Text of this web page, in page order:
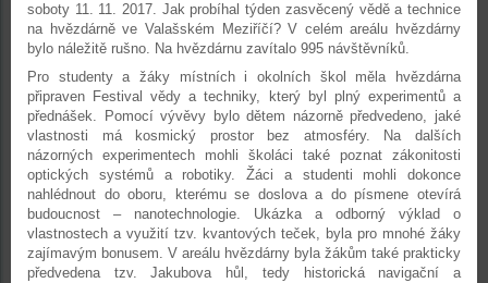
soboty 11. 11. 2017. Jak probíhal týden zasvěcený vědě a technice
na hvězdárně ve Valašském Meziříčí? V celém areálu hvězdárny
bylo náležitě rušno. Na hvězdárnu zavítalo 995 návštěvníků.
Pro studenty a žáky místních i okolních škol měla hvězdárna
připraven Festival vědy a techniky, který byl plný experimentů a
přednášek. Pomocí vývěvy bylo dětem názorně předvedeno, jaké
vlastnosti má kosmický prostor bez atmosféry. Na dalších
názorných experimentech mohli školáci také poznat zákonitosti
optických systémů a robotiky. Žáci a studenti mohli dokonce
nahlédnout do oboru, kterému se doslova a do písmene otevírá
budoucnost – nanotechnologie. Ukázka a odborný výklad o
vlastnostech a využití tzv. kvantových teček, byla pro mnohé žáky
zajímavým bonusem. V areálu hvězdárny byla žákům také prakticky
předvedena tzv. Jakubova hůl, tedy historická navigační a